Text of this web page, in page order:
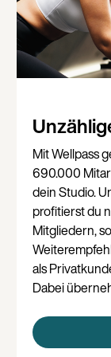
Mit Wellpass
690.000
dein Studio.
profitierst du
Mitgliedern,
als
Dabei